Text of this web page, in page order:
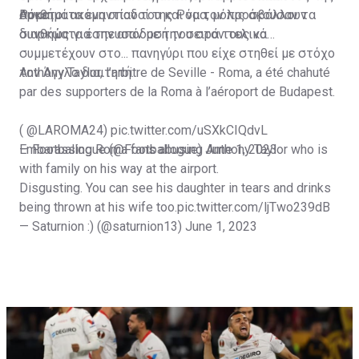
Ρόμα.
συνθήματα εναντίον του και να τον προσβάλλουν
διαρκώς για την απόδοσή του στον τελικό.
Αρκετοί ακόμη οπαδοί της Ρόμα, μόλις άκουσαν τα
συνθήματα έσπευσαν με την σειρά τους να
συμμετέχουν στο... πανηγύρι που είχε στηθεί με στόχο
τον Άγγλο διαιτητή.
Anthony Taylor, l’arbitre de Seville - Roma, a été chahuté
par des supporters de la Roma à l’aéroport de Budapest.
( @LAROMA24) pic.twitter.com/uSXkCIQdvL
— Footballogue (@Footballogue) June 1, 2023
Embarassing Roma fans abusing Anthony Taylor who is
with family on his way at the airport.
Disgusting. You can see his daughter in tears and drinks
being thrown at his wife too.pic.twitter.com/ljTwo239dB
— Saturnion :) (@saturnion13) June 1, 2023